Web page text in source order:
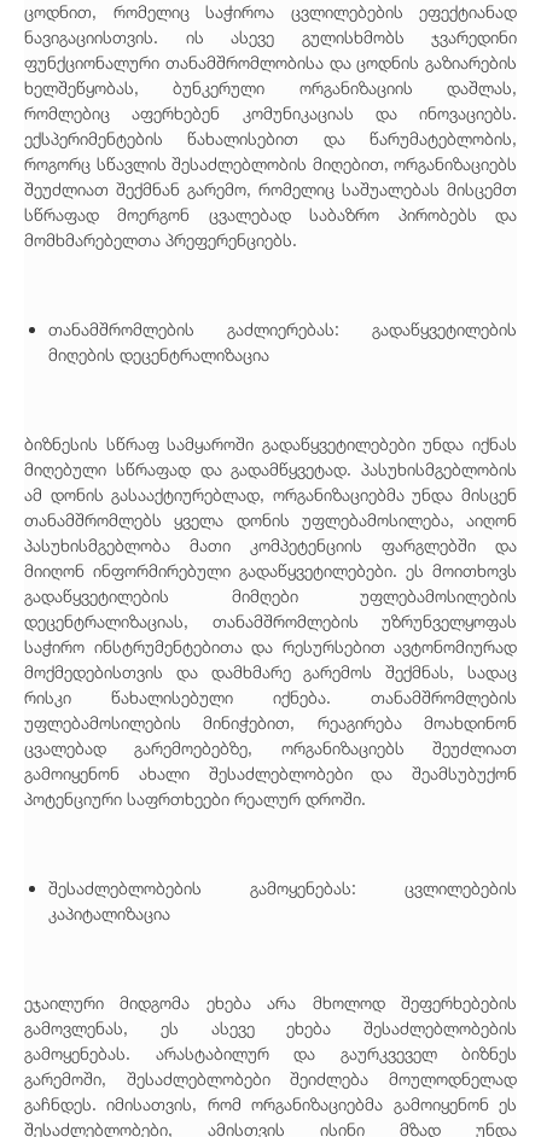
ცოდნით, რომელიც საჭიროა ცვლილებების ეფექტიანად
ნავიგაციისთვის. ის ასევე გულისხმობს ჯვარედინი
ფუნქციონალური თანამშრომლობისა და ცოდნის გაზიარების
ხელშეწყობას, ბუნკერული ორგანიზაციის დაშლას,
რომლებიც აფერხებენ კომუნიკაციას და ინოვაციებს.
ექსპერიმენტების წახალისებით და წარუმატებლობის,
როგორც სწავლის შესაძლებლობის მიღებით, ორგანიზაციებს
შეუძლიათ შექმნან გარემო, რომელიც საშუალებას მისცემთ
სწრაფად მოერგონ ცვალებად საბაზრო პირობებს და
მომხმარებელთა პრეფერენციებს.
თანამშრომლების გაძლიერებას: გადაწყვეტილების
მიღების დეცენტრალიზაცია
ბიზნესის სწრაფ სამყაროში გადაწყვეტილებები უნდა იქნას
მიღებული სწრაფად და გადამწყვეტად. პასუხისმგებლობის
ამ დონის გასააქტიურებლად, ორგანიზაციებმა უნდა მისცენ
თანამშრომლებს ყველა დონის უფლებამოსილება, აიღონ
პასუხისმგებლობა მათი კომპეტენციის ფარგლებში და
მიიღონ ინფორმირებული გადაწყვეტილებები. ეს მოითხოვს
გადაწყვეტილების მიმღები უფლებამოსილების
დეცენტრალიზაციას, თანამშრომლების უზრუნველყოფას
საჭირო ინსტრუმენტებითა და რესურსებით ავტონომიურად
მოქმედებისთვის და დამხმარე გარემოს შექმნას, სადაც
რისკი წახალისებული იქნება. თანამშრომლების
უფლებამოსილების მინიჭებით, რეაგირება მოახდინონ
ცვალებად გარემოებებზე, ორგანიზაციებს შეუძლიათ
გამოიყენონ ახალი შესაძლებლობები და შეამსუბუქონ
პოტენციური საფრთხეები რეალურ დროში.
შესაძლებლობების გამოყენებას: ცვლილებების
კაპიტალიზაცია
ეჯაილური მიდგომა ეხება არა მხოლოდ შეფერხებების
გამოვლენას, ეს ასევე ეხება შესაძლებლობების
გამოყენებას. არასტაბილურ და გაურკვეველ ბიზნეს
გარემოში, შესაძლებლობები შეიძლება მოულოდნელად
გაჩნდეს. იმისათვის, რომ ორგანიზაციებმა გამოიყენონ ეს
შესაძლებლობები, ამისთვის ისინი მზად უნდა